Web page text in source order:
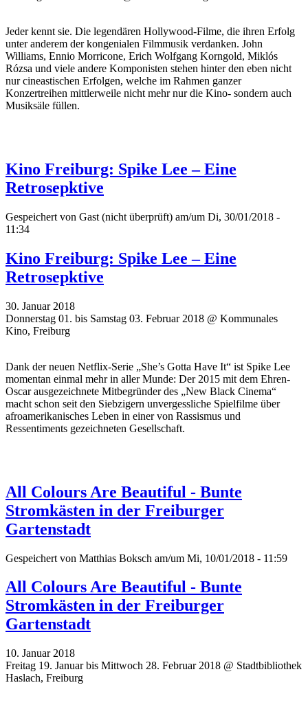
Jeder kennt sie. Die legendären Hollywood-Filme, die ihren Erfolg
unter anderem der kongenialen Filmmusik verdanken. John
Williams, Ennio Morricone, Erich Wolfgang Korngold, Miklós
Rózsa und viele andere Komponisten stehen hinter den eben nicht
nur cineastischen Erfolgen, welche im Rahmen ganzer
Konzertreihen mittlerweile nicht mehr nur die Kino- sondern auch
Musiksäle füllen.
Kino Freiburg: Spike Lee – Eine
Retrosepktive
Gespeichert von Gast (nicht überprüft) am/um Di, 30/01/2018 -
11:34
Kino Freiburg: Spike Lee – Eine
Retrosepktive
30. Januar 2018
Donnerstag 01. bis Samstag 03. Februar 2018 @ Kommunales
Kino, Freiburg
Dank der neuen Netflix-Serie „She’s Gotta Have It“ ist Spike Lee
momentan einmal mehr in aller Munde: Der 2015 mit dem Ehren-
Oscar ausgezeichnete Mitbegründer des „New Black Cinema“
macht schon seit den Siebzigern unvergessliche Spielfilme über
afroamerikanisches Leben in einer von Rassismus und
Ressentiments gezeichneten Gesellschaft.
All Colours Are Beautiful - Bunte
Stromkästen in der Freiburger
Gartenstadt
Gespeichert von Matthias Boksch am/um Mi, 10/01/2018 - 11:59
All Colours Are Beautiful - Bunte
Stromkästen in der Freiburger
Gartenstadt
10. Januar 2018
Freitag 19. Januar bis Mittwoch 28. Februar 2018 @ Stadtbibliothek
Haslach, Freiburg